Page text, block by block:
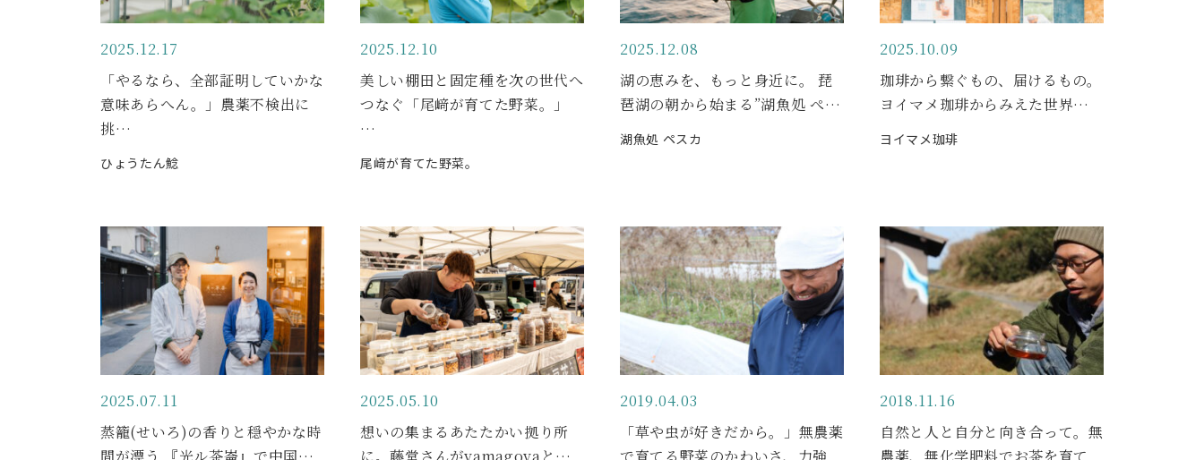
2025.12.17
「やるなら、全部証明していかな
意味あらへん。」農薬不検出に
挑…
ひょうたん鯰
2025.12.10
美しい棚田と固定種を次の世代へ
つなぐ「尾﨑が育てた野菜。」
…
尾﨑が育てた野菜。
2025.12.08
湖の恵みを、もっと身近に。 琵
琶湖の朝から始まる”湖魚処 ぺ…
湖魚処 ペスカ
2025.10.09
珈琲から繋ぐもの、届けるもの。
ヨイマメ珈琲からみえた世界…
ヨイマメ珈琲
2025.07.11
蒸籠(せいろ)の香りと穏やかな時
2025.05.10
想いの集まるあたたかい拠り所
2019.04.03
「草や虫が好きだから。」無農薬
2018.11.16
自然と人と自分と向き合って。無